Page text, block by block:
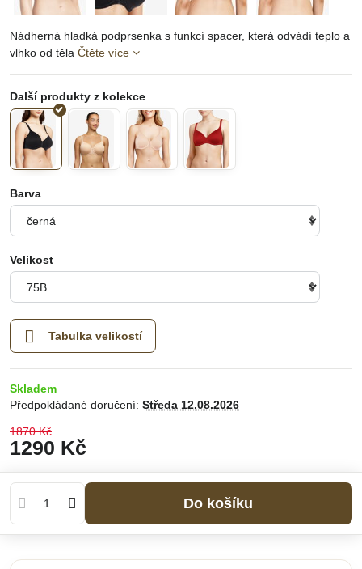
Nádherná hladká podprsenka s funkcí spacer, která odvádí teplo a
vlhko od těla Čtěte více
Barva
Velikost
Tabulka velikostí
Skladem
Předpokládané doručení: Středa 12.08.2026
1870 Kč
1290 Kč
Do košíku